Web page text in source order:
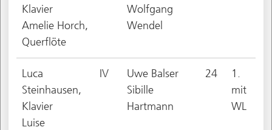
Klavier
Amelie Horch,
Querflöte
Wolfgang
Wendel
Luca
Steinhausen,
Klavier
Luise
IV
Uwe Balser
Sibille
Hartmann
24
1.
mit
WL